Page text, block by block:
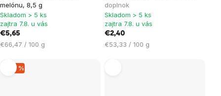
melónu, 8,5 g
Skladom > 5 ks
zajtra 7.8. u vás
€5,65
Jednotková
€66,47 / 100 g
doplnok
Skladom > 5 ks
zajtra 7.8. u vás
€2,40
Jednotková
€53,33 / 100 g
–24 %